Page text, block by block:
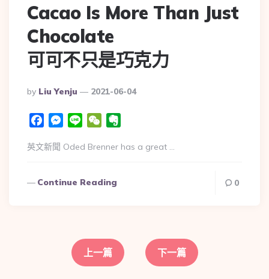
Cacao Is More Than Just
Chocolate
可可不只是巧克力
By Liu Yenju 2021-06-04
FacebookMessenger
Line WeChat
英文新聞 Oded Brenner has a great …
Continue Reading 0
上一篇 下一篇